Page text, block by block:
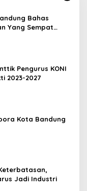
Bahas
Yang Sempat
Pengurus KONI
2023-2027
Kota Bandung
Jadi Industri